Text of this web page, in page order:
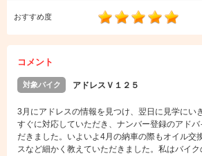
おすすめ度
コメント
対象バイク アドレスＶ１２５
3月にアドレスの情報を見つけ、翌日に見学にい
すぐに対応していただき、ナンバー登録のアド
だきました。いよいよ4月の納車の際もオイル交
スなど細かく教えていただきました。私はバイ